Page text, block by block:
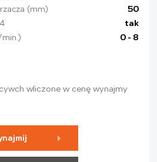
(mm)
50
tak
min.)
0 - 8
wliczone w cenę wynajmy